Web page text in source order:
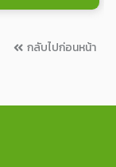
กลับไปก่อนหน้า